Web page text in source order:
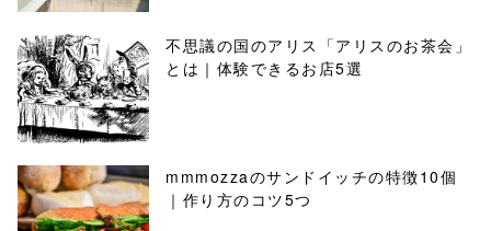
不思議の国のアリス「アリスのお茶会」
とは｜体験できるお店5選
mmmozzaのサンドイッチの特徴10個
｜作り方のコツ5つ